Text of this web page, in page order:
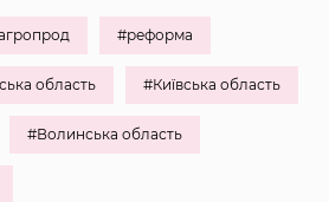
#реформа
область #Київська область
#Волинська область